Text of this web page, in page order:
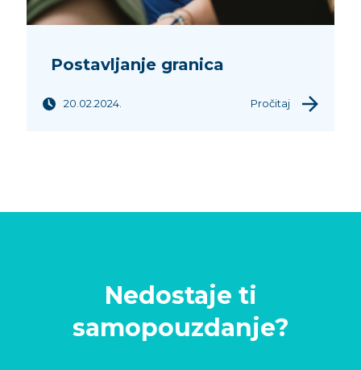
Postavljanje granica
20.02.2024. Pročitaj
Nedostaje ti
samopouzdanje?